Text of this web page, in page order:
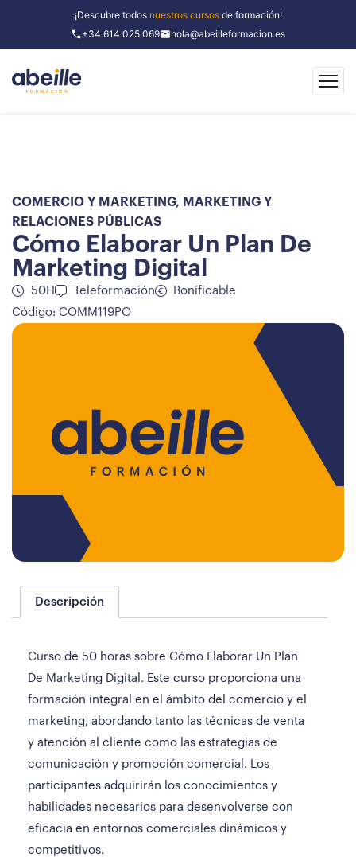
¡Descubre todos nuestros cursosde formación!
+34 614 025 069
hola@abeilleformacion.es
COMERCIO Y MARKETING, MARKETING Y
RELACIONES PÚBLICAS
Cómo Elaborar Un Plan De
Marketing Digital
50H Teleformación
Bonificable
Código: COMM119PO
Descripción
Curso de 50 horas sobre Cómo Elaborar Un Plan
De Marketing Digital. Este curso proporciona una
formación integral en el ámbito del comercio y el
marketing, abordando tanto las técnicas de venta
y atención al cliente como las estrategias de
comunicación y promoción comercial. Los
participantes adquirirán los conocimientos y
habilidades necesarios para desenvolverse con
eficacia en entornos comerciales dinámicos y
competitivos.